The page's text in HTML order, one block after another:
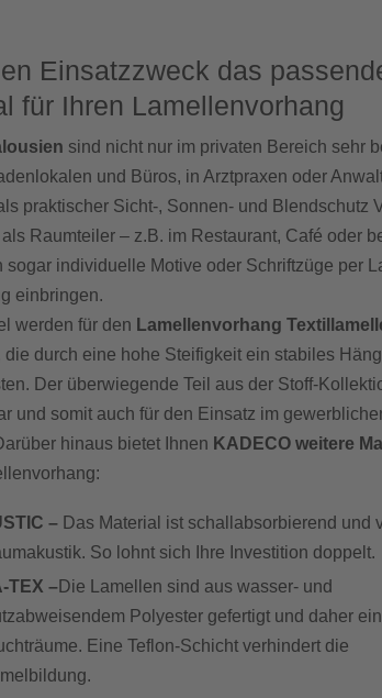
Einsatzzweck das
für Ihren Lamellenvorhang
sind nicht nur im privaten Bereich sehr
und Büros, in Arztpraxen oder
praktischer Sicht-, Sonnen- und Blendschutz
Raumteiler – z.B. im Restaurant, Café oder
sogar individuelle Motive oder Schriftzüge per
einbringen.
werden für den Lamellenvorhang
die durch eine hohe Steifigkeit ein stabiles
Der überwiegende Teil aus der Stoff-
und somit auch für den Einsatz im
hinaus bietet Ihnen KADECO weitere
– Das Material ist schallabsorbierend und
So lohnt sich Ihre Investition doppelt.
TEX –Die Lamellen sind aus wasser- und
Polyester gefertigt und daher
Eine Teflon-Schicht verhindert die